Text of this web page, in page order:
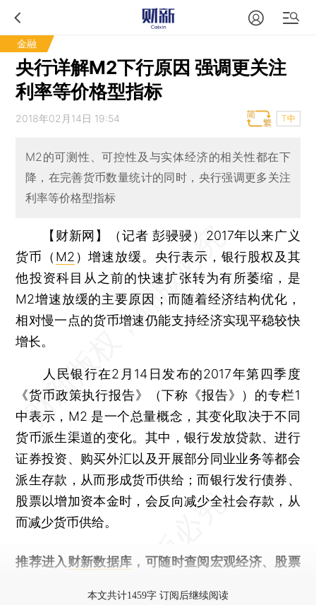
金融
央行详解M2下行原因 强调更关注
利率等价格型指标
2018年02月14日 19:54 T中
M2的可测性、可控性及与实体经济的相关性都在下
降，在完善货币数量统计的同时，央行强调更多关注
利率等价格型指标
【财新网】（记者 彭骎骎） 2017年以来广义
货币（ M2 ）增速放缓。央行表示，银行股权及其
他投资科目从之前的快速扩张转为有所萎缩，是
M2增速放缓的主要原因；而随着经济结构优化，
相对慢一点的货币增速仍能支持经济实现平稳较快
增长。
人民银行在2月14日发布的2017年第四季度
《货币政策执行报告》（下称《报告》）的专栏1
中表示，M2 是一个总量概念，其变化取决于不同
货币派生渠道的变化。其中，银行发放贷款、进行
证券投资、购买外汇以及开展部分同业业务等都会
派生存款，从而形成货币供给；而银行发行债券、
股票以增加资本金时，会反向减少全社会存款，从
而减少货币供给。
推荐进入 财新数据库 ，可随时查阅宏观经济、股票
本文共计1459字 订阅后继续阅读